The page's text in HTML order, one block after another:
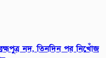
নদ, তিনদিন পর নিখোঁজ